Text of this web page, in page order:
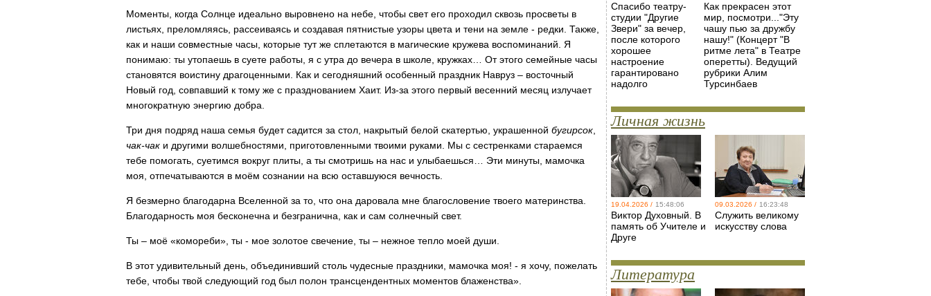
Моменты, когда Солнце идеально выровнено на небе, чтобы свет его проходил сквозь просветы в
листьях, преломляясь, рассеиваясь и создавая пятнистые узоры цвета и тени на земле - редки. Также,
как и наши совместные часы, которые тут же сплетаются в магические кружева воспоминаний. Я
понимаю: ты утопаешь в суете работы, я с утра до вечера в школе, кружках… От этого семейные часы
становятся воистину драгоценными. Как и сегодняшний особенный праздник Навруз – восточный
Новый год, совпавший к тому же с празднованием Хаит. Из-за этого первый весенний месяц излучает
многократную энергию добра.
Три дня подряд наша семья будет садится за стол, накрытый белой скатертью, украшенной бугирсок
чак-чак и другими волшебностями, приготовленными твоими руками. Мы с сестренками стараемся
тебе помогать, суетимся вокруг плиты, а ты смотришь на нас и улыбаешься… Эти минуты, мамочка
моя, отпечатываются в моём сознании на всю оставшуюся вечность.
Я безмерно благодарна Вселенной за то, что она даровала мне благословение твоего материнства.
Благодарность моя бесконечна и безгранична, как и сам солнечный свет.
Ты – моё «комореби», ты - мое золотое свечение, ты – нежное тепло моей души.
В этот удивительный день, объединивший столь чудесные праздники, мамочка моя! - я хочу, пожелать
тебе, чтобы твой следующий год был полон трансцендентных моментов блаженства».
Спасибо театру-
студии "Другие
Звери" за вечер,
после которого
хорошее
настроение
гарантировано
надолго
Как прекрасен этот
мир, посмотри..."Эту
чашу пью за дружбу
нашу!" (Концерт "В
ритме лета" в Театре
оперетты). Ведущий
рубрики Алим
Турсинбаев
Личная жизнь
19.04.2026 / 15:48:06
Виктор Духовный. В
память об Учителе и
Друге
09.03.2026 / 16:23:48
Служить великому
искусству слова
Литература